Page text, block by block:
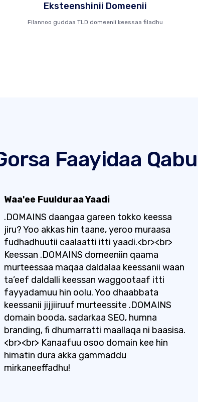
Eksteenshinii Domeenii
Filannoo guddaa TLD domeenii keessaa filadhu
Faayidaa Qabu
Waa'ee Fuulduraa Yaadi
.DOMAINS daangaa gareen tokko keessa
jiru? Yoo akkas hin taane, yeroo muraasa
fudhadhuutii caalaatti itti yaadi.<br><br>
Keessan .DOMAINS domeeniin qaama
murteessaa maqaa daldalaa keessanii waan
ta’eef daldalli keessan waggootaaf itti
fayyadamuu hin oolu. Yoo dhaabbata
keessanii jijjiiruuf murteessite .DOMAINS
domain booda, sadarkaa SEO, humna
branding, fi dhumarratti maallaqa ni baasisa.
<br><br> Kanaafuu osoo domain kee hin
himatin dura akka gammaddu
mirkaneeffadhu!